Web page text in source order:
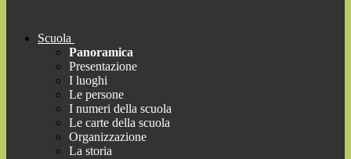
Scuola
Panoramica
Presentazione
I luoghi
Le persone
I numeri della scuola
Le carte della scuola
Organizzazione
La storia